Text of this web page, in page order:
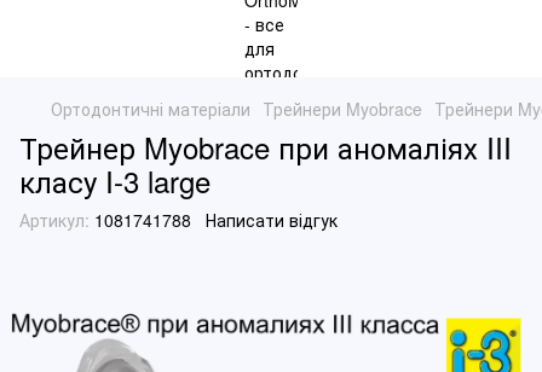
Ортодонтичні матеріали Трейнери Myobrace Трейнери
Трейнер Myobrace при аномаліях III
класу I-3 large
Артикул: 1081741788 Написати відгук